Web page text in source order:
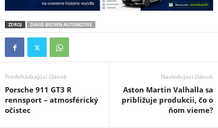
ZDROJ DAVID BROWN AUTOMOTIVE
Predchádzajúci článok
Porsche 911 GT3 R
rennsport – atmosférický
očistec
Nasledujúci článok
Aston Martin Valhalla sa
približuje produkcii, čo o
ňom vieme?